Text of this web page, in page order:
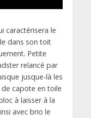
caractérisera le
dans son toit
Petite
relancé par
jusque-là les
capote en toile
à laisser à la
avec brio le